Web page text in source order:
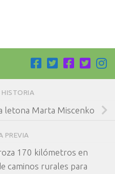
HISTORIA
letona Marta Miscenko
PREVIA
170 kilómetros en
caminos rurales para